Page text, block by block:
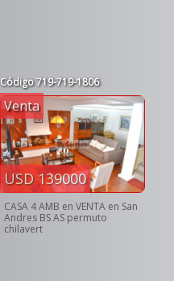
Código719-719-1806
Venta
USD 139000
CASA 4 AMB en VENTA en San
Andres BS AS permuto
chilavert